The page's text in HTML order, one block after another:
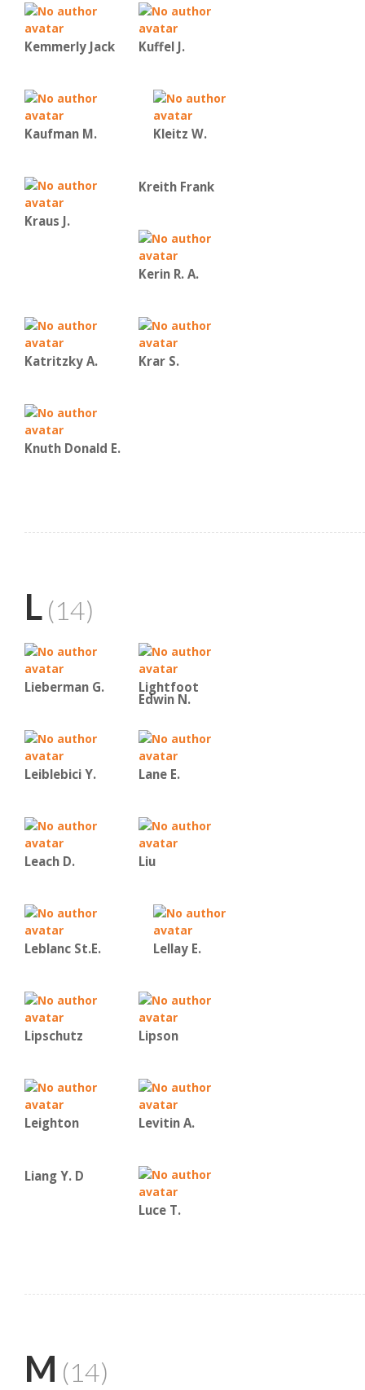
Kemmerly Jack Kuffel J.
Kaufman Μ. Kleitz W.
Kraus J.
Kreith Frank
Kerin R. A.
Katritzky A. Krar S.
Knuth Donald E.
L (14)
Lieberman G. Lightfoot
Edwin N.
Leiblebici Y. Lane E.
Leach D. Liu
Leblanc St.E. Lellay E.
Lipschutz Lipson
Leighton Levitin A.
Liang Y. D
Luce T.
M (14)